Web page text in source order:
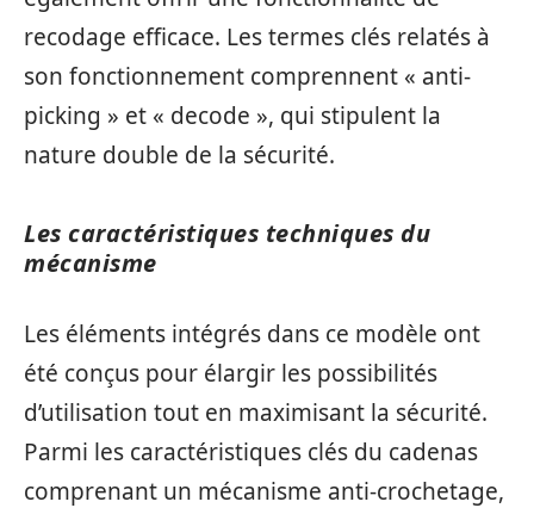
recodage efficace. Les termes clés relatés à
son fonctionnement comprennent « anti-
picking » et « decode », qui stipulent la
nature double de la sécurité.
Les caractéristiques techniques du
mécanisme
Les éléments intégrés dans ce modèle ont
été conçus pour élargir les possibilités
d’utilisation tout en maximisant la sécurité.
Parmi les caractéristiques clés du cadenas
comprenant un mécanisme anti-crochetage,